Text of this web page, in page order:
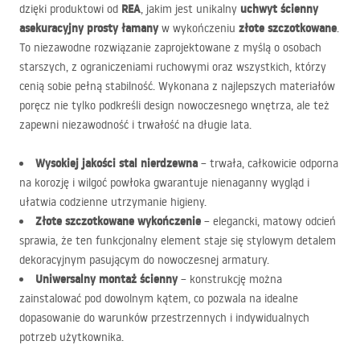
dzięki produktowi od REA, jakim jest unikalny uchwyt ścienny
asekuracyjny prosty łamanyw wykończeniu złote szczotkowane.
To niezawodne rozwiązanie zaprojektowane z myślą o osobach
starszych, z ograniczeniami ruchowymi oraz wszystkich, którzy
cenią sobie pełną stabilność. Wykonana z najlepszych materiałów
poręcz nie tylko podkreśli design nowoczesnego wnętrza, ale też
zapewni niezawodność i trwałość na długie lata.
Wysokiej jakości stal nierdzewna – trwała, całkowicie odporna
na korozję i wilgoć powłoka gwarantuje nienaganny wygląd i
ułatwia codzienne utrzymanie higieny.
Złote szczotkowane wykończenie – elegancki, matowy odcień
sprawia, że ten funkcjonalny element staje się stylowym detalem
dekoracyjnym pasującym do nowoczesnej armatury.
Uniwersalny montaż ścienny– konstrukcję można
zainstalować pod dowolnym kątem, co pozwala na idealne
dopasowanie do warunków przestrzennych i indywidualnych
potrzeb użytkownika.